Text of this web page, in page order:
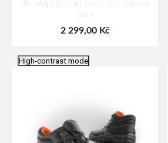
VM SANTIAGO 4170-02 SRC Outdoor
obuv
2 299,00 Kč
High-contrast mode